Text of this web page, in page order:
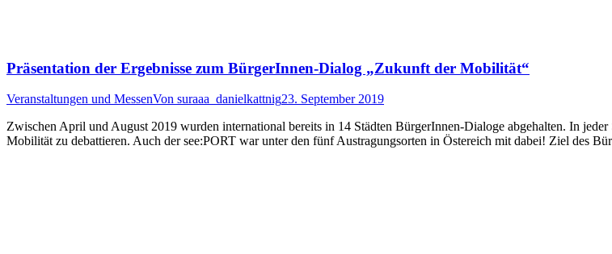
Präsentation der Ergebnisse zum BürgerInnen-Dialog „Zukunft der Mobilität“
Veranstaltungen und MessenVon suraaa_danielkattnig23. September 2019
Zwischen April und August 2019 wurden international bereits in 14 Städten BürgerInnen-Dialoge abgehalten. In
Mobilität zu debattieren. Auch der see:PORT war unter den fünf Austragungsorten in Östereich mit dabei! Ziel des